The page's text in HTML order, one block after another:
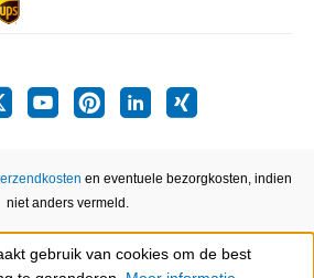
en eventuele bezorgkosten, indien
niet anders vermeld.
gebruik van cookies om de best